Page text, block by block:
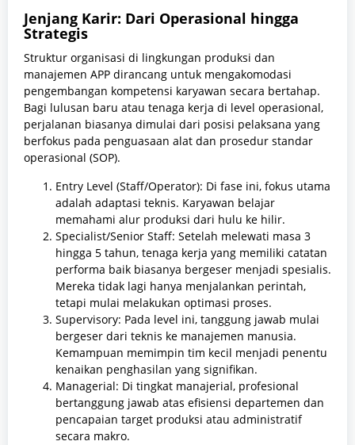
Jenjang Karir: Dari Operasional hingga
Strategis
Struktur organisasi di lingkungan produksi dan
manajemen APP dirancang untuk mengakomodasi
pengembangan kompetensi karyawan secara bertahap.
Bagi lulusan baru atau tenaga kerja di level operasional,
perjalanan biasanya dimulai dari posisi pelaksana yang
berfokus pada penguasaan alat dan prosedur standar
operasional (SOP).
Entry Level (Staff/Operator): Di fase ini, fokus utama
adalah adaptasi teknis. Karyawan belajar
memahami alur produksi dari hulu ke hilir.
Specialist/Senior Staff: Setelah melewati masa 3
hingga 5 tahun, tenaga kerja yang memiliki catatan
performa baik biasanya bergeser menjadi spesialis.
Mereka tidak lagi hanya menjalankan perintah,
tetapi mulai melakukan optimasi proses.
Supervisory: Pada level ini, tanggung jawab mulai
bergeser dari teknis ke manajemen manusia.
Kemampuan memimpin tim kecil menjadi penentu
kenaikan penghasilan yang signifikan.
Managerial: Di tingkat manajerial, profesional
bertanggung jawab atas efisiensi departemen dan
pencapaian target produksi atau administratif
secara makro.